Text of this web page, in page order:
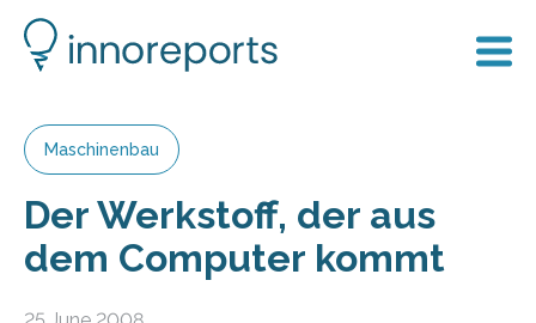
Maschinenbau
Der Werkstoff, der aus
dem Computer kommt